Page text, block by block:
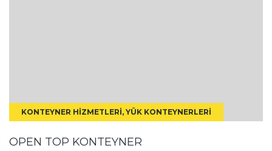
KONTEYNER HIZMETLERI, YÜK KONTEYNERLERI
OPEN TOP KONTEYNER